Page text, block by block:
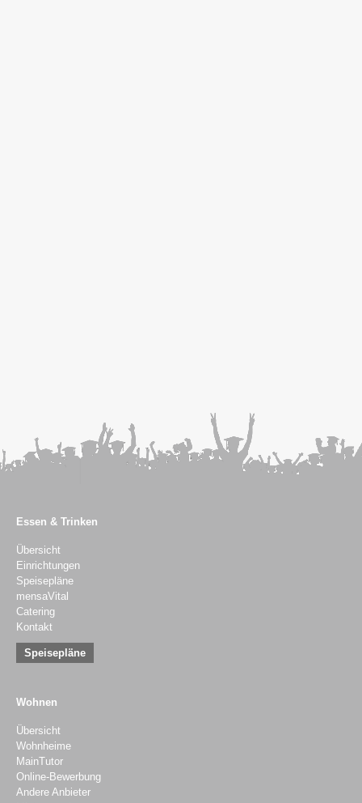
Essen & Trinken
Übersicht
Einrichtungen
Speisepläne
mensaVital
Catering
Kontakt
Speisepläne
Wohnen
Übersicht
Wohnheime
MainTutor
Online-Bewerbung
Andere Anbieter